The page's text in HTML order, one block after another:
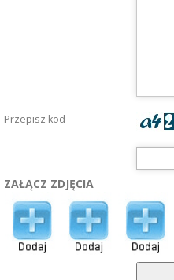
Przepisz kod
ZAŁĄCZ ZDJĘCIA